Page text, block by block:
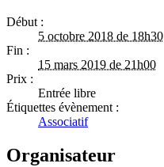
Début :
5 octobre 2018 de 18h30
Fin :
15 mars 2019 de 21h00
Prix :
Entrée libre
Étiquettes évènement :
Associatif
Organisateur